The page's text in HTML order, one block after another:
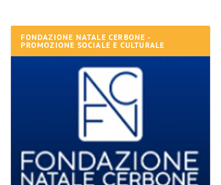
FONDAZIONE NATALE CERBONE -
PROMOZIONE SOCIALE E CULTURALE